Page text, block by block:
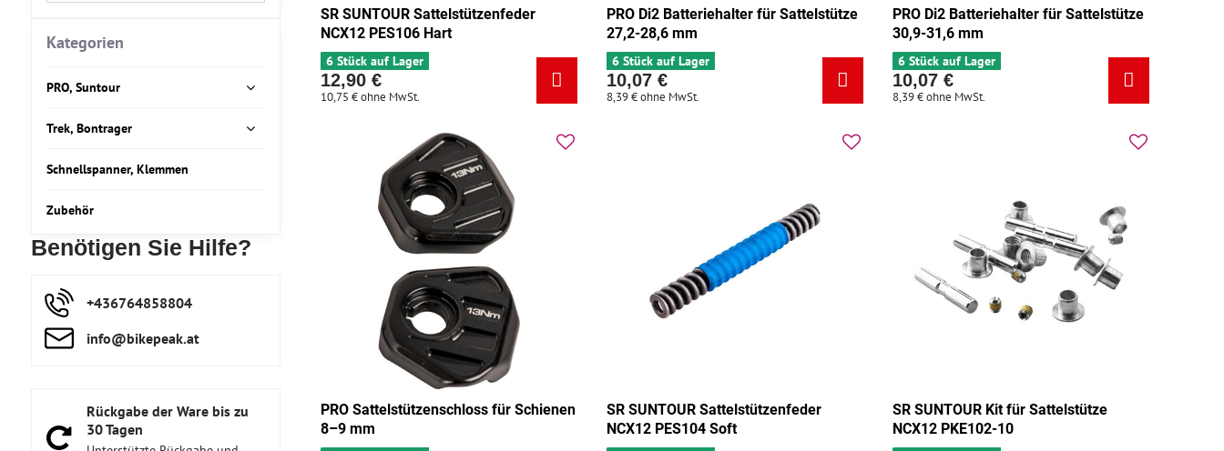
SR SUNTOUR Sattelstützenfeder
NCX12 PES106 Hart
6 Stück auf Lager
12,90 €
10,75 €ohne MwSt.
PRO Di2 Batteriehalter für Sattelstütze
27,2-28,6 mm
6 Stück auf Lager
10,07 €
8,39 €ohne MwSt.
PRO Di2 Batteriehalter für Sattelstütze
30,9-31,6 mm
6 Stück auf Lager
10,07 €
8,39 €ohne MwSt.
PRO Sattelstützenschloss für Schienen
8–9 mm
SR SUNTOUR Sattelstützenfeder
NCX12 PES104 Soft
SR SUNTOUR Kit für Sattelstütze
NCX12 PKE102-10
Benötigen Sie Hilfe?
+436764858804
info​@bikepeak​.at
Rückgabe der Ware bis zu
30 Tagen
Kategorien
PRO, Suntour
Trek, Bontrager
Schnellspanner, Klemmen
Zubehör